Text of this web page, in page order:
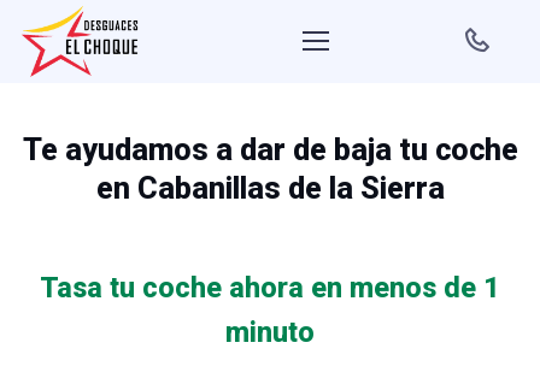
Te ayudamos a dar de baja tu coche
en Cabanillas de la Sierra
Tasa tu coche ahora en menos de 1
minuto